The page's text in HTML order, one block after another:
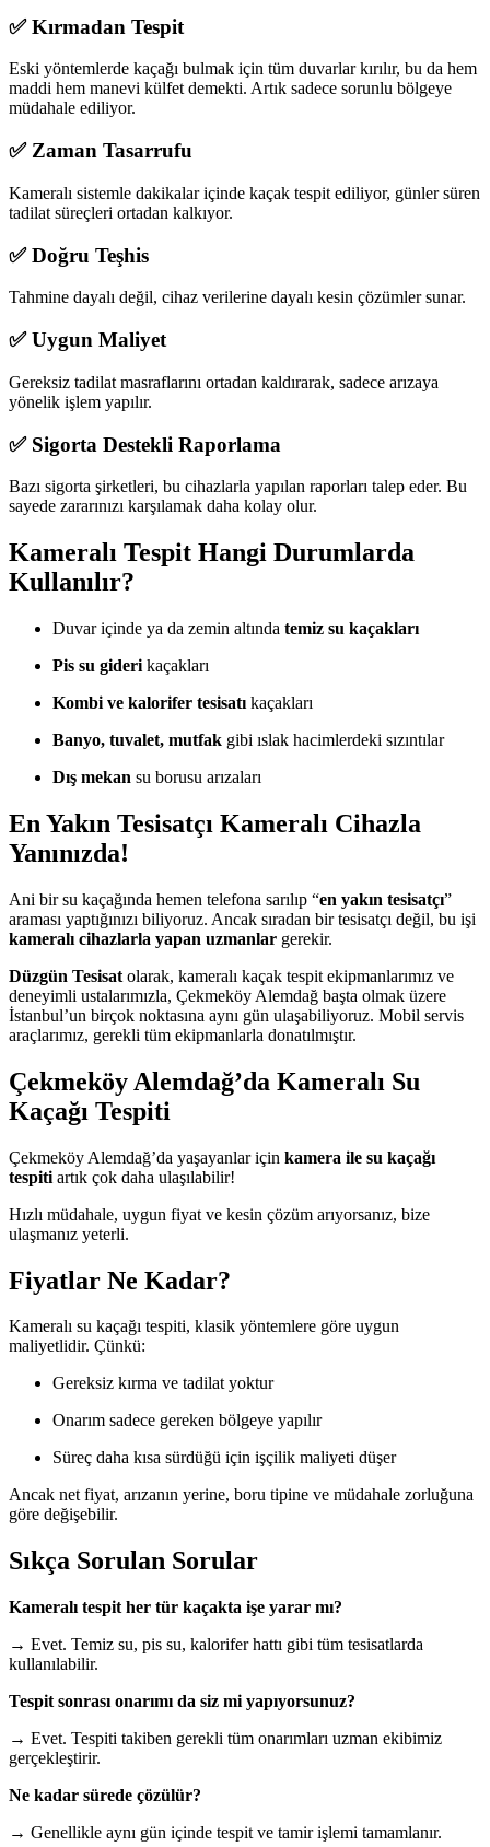
✅ Kırmadan Tespit
Eski yöntemlerde kaçağı bulmak için tüm duvarlar kırılır, bu da hem
maddi hem manevi külfet demekti. Artık sadece sorunlu bölgeye
müdahale ediliyor.
✅ Zaman Tasarrufu
Kameralı sistemle dakikalar içinde kaçak tespit ediliyor, günler süren
tadilat süreçleri ortadan kalkıyor.
✅ Doğru Teşhis
Tahmine dayalı değil, cihaz verilerine dayalı kesin çözümler sunar.
✅ Uygun Maliyet
Gereksiz tadilat masraflarını ortadan kaldırarak, sadece arızaya
yönelik işlem yapılır.
✅ Sigorta Destekli Raporlama
Bazı sigorta şirketleri, bu cihazlarla yapılan raporları talep eder. Bu
sayede zararınızı karşılamak daha kolay olur.
Kameralı Tespit Hangi Durumlarda
Kullanılır?
Duvar içinde ya da zemin altında temiz su kaçakları
Pis su gideri kaçakları
Kombi ve kalorifer tesisatı kaçakları
Banyo, tuvalet, mutfak gibi ıslak hacimlerdeki sızıntılar
Dış mekan su borusu arızaları
En Yakın Tesisatçı Kameralı Cihazla
Yanınızda!
Ani bir su kaçağında hemen telefona sarılıp “en yakın tesisatçı”
araması yaptığınızı biliyoruz. Ancak sıradan bir tesisatçı değil, bu işi
kameralı cihazlarla yapan uzmanlar gerekir.
Düzgün Tesisat olarak, kameralı kaçak tespit ekipmanlarımız ve
deneyimli ustalarımızla, Çekmeköy Alemdağ başta olmak üzere
İstanbul’un birçok noktasına aynı gün ulaşabiliyoruz. Mobil servis
araçlarımız, gerekli tüm ekipmanlarla donatılmıştır.
Çekmeköy Alemdağ’da Kameralı Su
Kaçağı Tespiti
Çekmeköy Alemdağ’da yaşayanlar için kamera ile su kaçağı
tespiti artık çok daha ulaşılabilir!
Hızlı müdahale, uygun fiyat ve kesin çözüm arıyorsanız, bize
ulaşmanız yeterli.
Fiyatlar Ne Kadar?
Kameralı su kaçağı tespiti, klasik yöntemlere göre uygun
maliyetlidir. Çünkü:
Gereksiz kırma ve tadilat yoktur
Onarım sadece gereken bölgeye yapılır
Süreç daha kısa sürdüğü için işçilik maliyeti düşer
Ancak net fiyat, arızanın yerine, boru tipine ve müdahale zorluğuna
göre değişebilir.
Sıkça Sorulan Sorular
Kameralı tespit her tür kaçakta işe yarar mı?
→ Evet. Temiz su, pis su, kalorifer hattı gibi tüm tesisatlarda
kullanılabilir.
Tespit sonrası onarımı da siz mi yapıyorsunuz?
→ Evet. Tespiti takiben gerekli tüm onarımları uzman ekibimiz
gerçekleştirir.
Ne kadar sürede çözülür?
→ Genellikle aynı gün içinde tespit ve tamir işlemi tamamlanır.